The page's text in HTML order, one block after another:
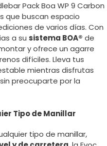
Pack Boa WP 9 Carbon
que buscan espacio
de varios días. Con
a su sistema BOA® de
y ofrece un agarre
difíciles. Lleva tus
mientras disfrutas
preocuparte por la
Tipo de Manillar
tipo de manillar,